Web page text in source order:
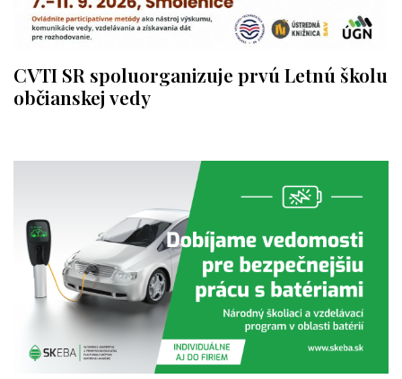
CVTI SR spoluorganizuje prvú Letnú školu
občianskej vedy